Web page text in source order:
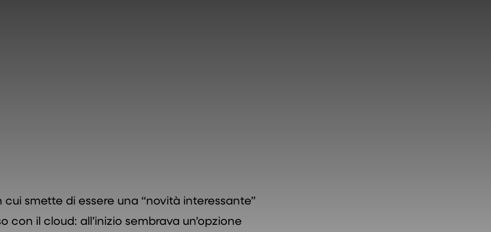
smette di essere una “novità interessante”
con il cloud: all’inizio sembrava un’opzione